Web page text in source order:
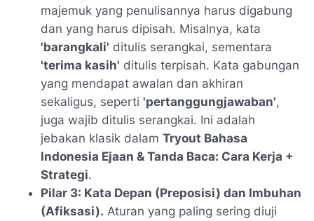
majemuk yang penulisannya harus digabung
dan yang harus dipisah. Misalnya, kata
'barangkali' ditulis serangkai, sementara
'terima kasih' ditulis terpisah. Kata gabungan
yang mendapat awalan dan akhiran
sekaligus, seperti 'pertanggungjawaban',
juga wajib ditulis serangkai. Ini adalah
jebakan klasik dalam Tryout Bahasa
Indonesia Ejaan & Tanda Baca: Cara Kerja +
Strategi.
Pilar 3: Kata Depan (Preposisi) dan Imbuhan
(Afiksasi). Aturan yang paling sering diuji